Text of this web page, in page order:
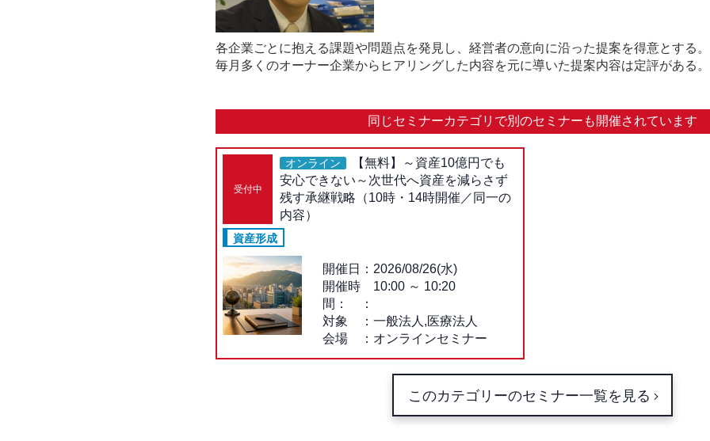
各企業ごとに抱える課題や問題点を発見し、経営者の意向に沿った提案を得意とする。
毎月多くのオーナー企業からヒアリングした内容を元に導いた提案内容は定評がある。
同じセミナーカテゴリで別のセミナーも開催されています
受付中
オンライン
【無料】～資産10億円でも
安心できない～次世代へ資産を減らさず
残す承継戦略（10時・14時開催／同一の
内容）
資産形成
開催日
2026/08/26(水)
開催時
間：
10:00 ～ 10:20
対象
一般法人,医療法人
会場
オンラインセミナー
このカテゴリーのセミナー一覧を見る